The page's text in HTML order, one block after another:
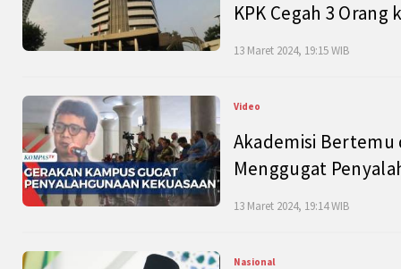
KPK Cegah 3 Orang
13 Maret 2024, 19:15 WIB
Video
Akademisi Bertemu
Menggugat
13 Maret 2024, 19:14 WIB
Nasional